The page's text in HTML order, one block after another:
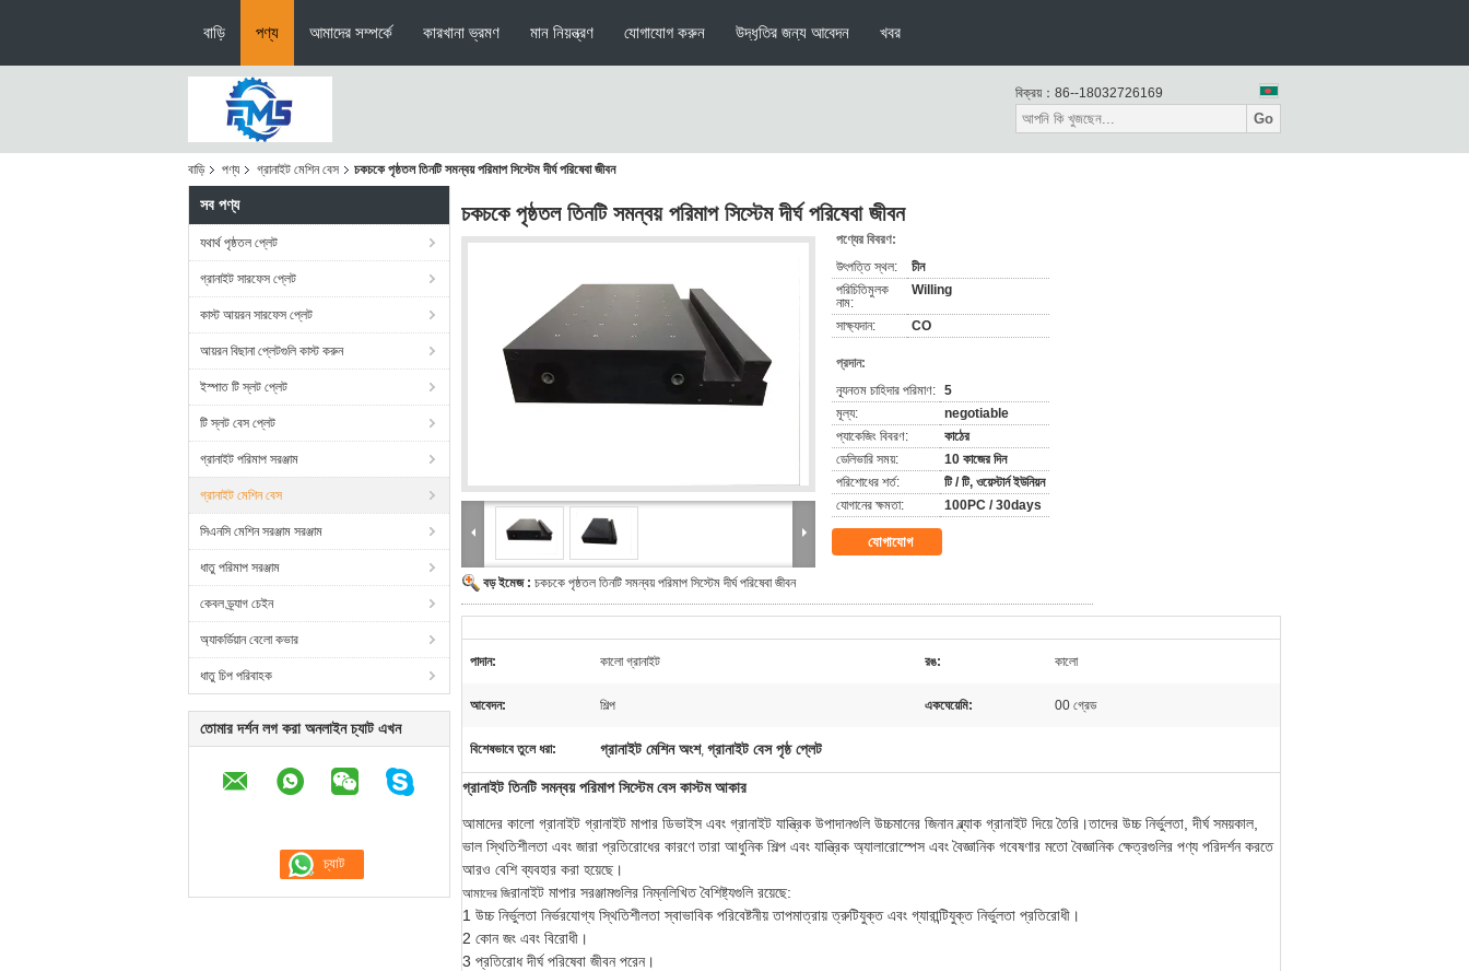
বাড়ি পণ্য আমাদের সম্পর্কে কারখানা ভ্রমণ মান নিয়ন্ত্রণ যোগাযোগ করুন উদ্ধৃতির জন্য আবেদন খবর
বিক্রয়： 86--18032726169
Go
বাড়ি পণ্য গ্রানাইট মেশিন বেস চকচকে পৃষ্ঠতল তিনটি সমন্বয় পরিমাপ সিস্টেম দীর্ঘ পরিষেবা জীবন
সব পণ্য
যথার্থ পৃষ্ঠতল প্লেট
গ্রানাইট সারফেস প্লেট
কাস্ট আয়রন সারফেস প্লেট
আয়রন বিছানা প্লেটগুলি কাস্ট করুন
ইস্পাত টি স্লট প্লেট
টি স্লট বেস প্লেট
গ্রানাইট পরিমাপ সরঞ্জাম
গ্রানাইট মেশিন বেস
সিএনসি মেশিন সরঞ্জাম সরঞ্জাম
ধাতু পরিমাপ সরঞ্জাম
কেবল ড্র্যাগ চেইন
অ্যাকর্ডিয়ান বেলো কভার
ধাতু চিপ পরিবাহক
তোমার দর্শন লগ করা অনলাইন চ্যাট এখন
চকচকে পৃষ্ঠতল তিনটি সমন্বয় পরিমাপ সিস্টেম দীর্ঘ পরিষেবা জীবন
বড় ইমেজ : চকচকে পৃষ্ঠতল তিনটি সমন্বয় পরিমাপ সিস্টেম দীর্ঘ পরিষেবা জীবন
পণ্যের বিবরণ:
উৎপত্তি স্থল:
চীন
পরিচিতিমুলক
নাম:
Willing
সাক্ষ্যদান: CO
প্রদান:
ন্যূনতম চাহিদার পরিমাণ: 5
মূল্য:
negotiable
প্যাকেজিং বিবরণ:
কাঠের
ডেলিভারি সময়:
10 কাজের দিন
পরিশোধের শর্ত:
টি / টি, ওয়েস্টার্ন ইউনিয়ন
যোগানের ক্ষমতা:
100PC / 30days
যোগাযোগ
পাদান: কালো গ্রানাইট রঙ: কালো
আবেদন: শিল্প একঘেয়েমি: 00 গ্রেড
বিশেষভাবে তুলে ধরা: গ্রানাইট মেশিন অংশ, গ্রানাইট বেস পৃষ্ঠ প্লেট
গ্রানাইট তিনটি সমন্বয় পরিমাপ সিস্টেম বেস কাস্টম আকার
আমাদের কালো গ্রানাইট গ্রানাইট মাপার ডিভাইস এবং গ্রানাইট যান্ত্রিক উপাদানগুলি উচ্চমানের জিনান ব্ল্যাক গ্রানাইট দিয়ে তৈরি।তাদের উচ্চ নির্ভুলতা, দীর্ঘ সময়কাল,
ভাল স্থিতিশীলতা এবং জারা প্রতিরোধের কারণে তারা আধুনিক শিল্প এবং যান্ত্রিক অ্যালারোস্পেস এবং বৈজ্ঞানিক গবেষণার মতো বৈজ্ঞানিক ক্ষেত্রগুলির পণ্য পরিদর্শন করতে
আরও বেশি ব্যবহার করা হয়েছে।
আমাদের জিরানাইট মাপার সরঞ্জামগুলির নিম্নলিখিত বৈশিষ্ট্যগুলি রয়েছে:
1 উচ্চ নির্ভুলতা নির্ভরযোগ্য স্থিতিশীলতা স্বাভাবিক পরিবেষ্টনীয় তাপমাত্রায় ত্রুটিযুক্ত এবং গ্যারান্টিযুক্ত নির্ভুলতা প্রতিরোধী।
2 কোন জং এবং বিরোধী।
3 প্রতিরোধ দীর্ঘ পরিষেবা জীবন পরেন।